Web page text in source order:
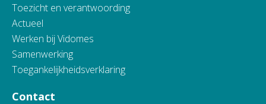
Toezicht en verantwoording
Actueel
Werken bij Vidomes
Samenwerking
Toegankelijkheidsverklaring
Contact